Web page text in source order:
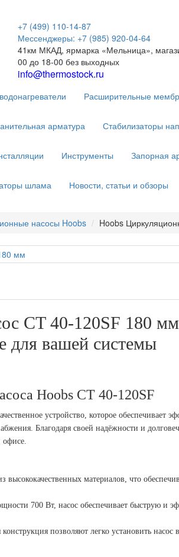
+7 (499) 110-14-87
Мессенджеры: +7 (985) 920-04-64
41км МКАД, ярмарка «Мельница»,
00 до 18-00 без выходных
info@thermostock.ru
Расширительные
арматура Стабилизаторы
Инструменты Запорная
шлама Новости, статьи и обзоры
насосы Hoobs Hoobs
CT 40-120SF 180 мм
для вашей системы
Hoobs CT 40-120SF
устройство, которое обеспечивает
Благодаря своей надёжности и
офисе.
высококачественных материалов, что
700 Вт, насос обеспечивает быструю и
позволяют легко установить насос